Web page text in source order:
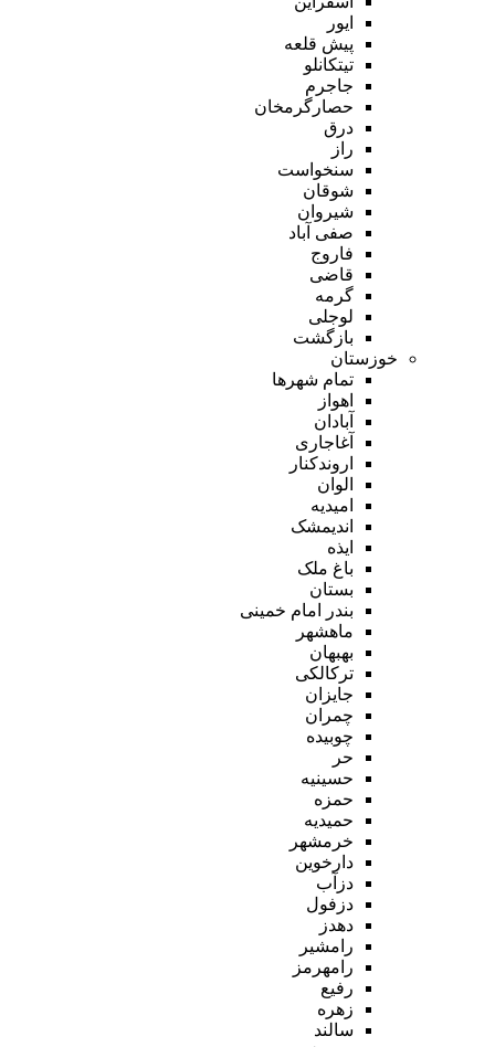
ایور
پیش قلعه
تیتکانلو
جاجرم
حصارگرمخان
درق
راز
سنخواست
شوقان
شیروان
صفی آباد
فاروج
قاضی
گرمه
لوجلی
بازگشت
خوزستان
تمام شهر‌ها
اهواز
آبادان
آغاجاری
اروندکنار
الوان
امیدیه
اندیمشک
ایذه
باغ ملک
بستان
بندر امام خمینی
ماهشهر
بهبهان
ترکالکی
جایزان
چمران
چوبیده
حر
حسینیه
حمزه
حمیدیه
خرمشهر
دارخوین
دزآب
دزفول
دهدز
رامشیر
رامهرمز
رفیع
زهره
سالند